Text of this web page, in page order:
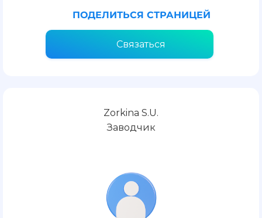
ПОДЕЛИТЬСЯ СТРАНИЦЕЙ
Связаться
Zorkina S.U.
Заводчик